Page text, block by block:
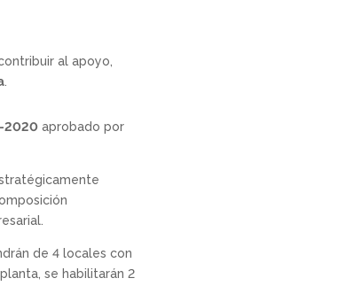
al apoyo,
.
2020 aprobado por
de 4 locales con
se habilitarán 2